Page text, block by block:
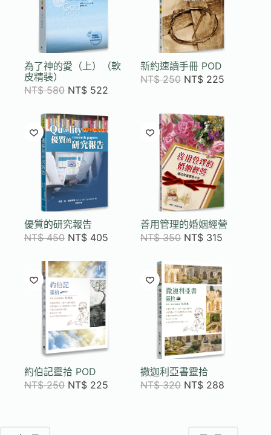
為了神的愛（上）（軟
皮精裝）
NT$580 NT$ 522
新約速讀手冊 POD
NT$250 NT$ 225
優質的研究報告
NT$450 NT$ 405
善用管理的婚姻經營
NT$350 NT$ 315
約伯記靈拾 POD
NT$250 NT$ 225
撒迦利亞書靈拾
NT$320 NT$ 288